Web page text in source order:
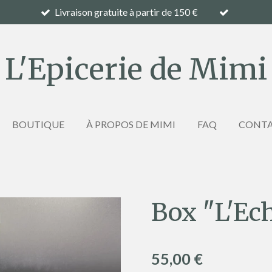
Livraison gratuite à partir de 150 €
L'Epicerie de Mimi
BOUTIQUE À PROPOS DE MIMI FAQ
Box
55,00 €